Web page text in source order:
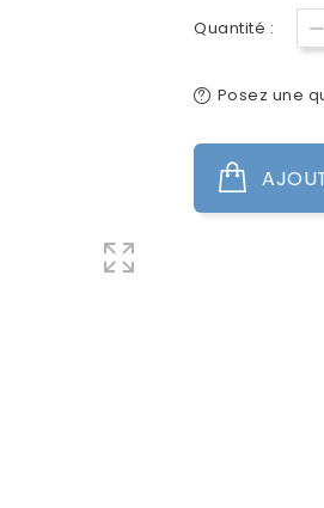
Quantité :
Posez une